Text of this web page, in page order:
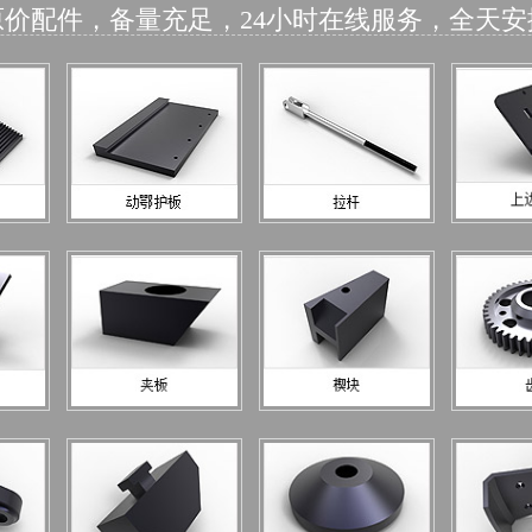
配件，备量充足，24小时在线服务，全天